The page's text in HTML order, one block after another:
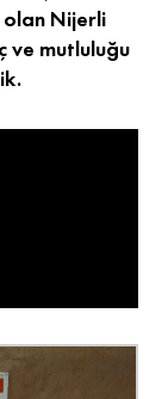
olan Nijerli
ve mutluluğu